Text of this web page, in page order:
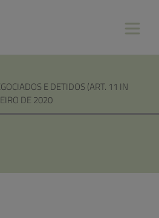
E DETIDOS (ART. 11 IN
DE 2020